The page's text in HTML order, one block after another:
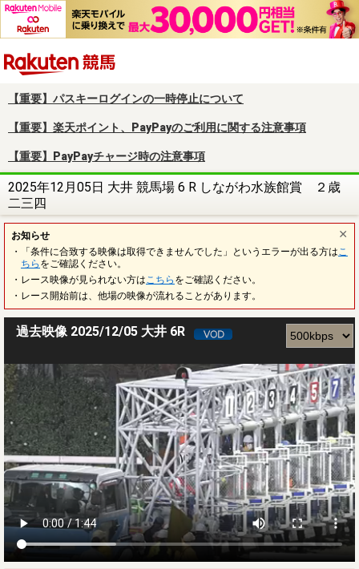
【重要】パスキーログインの一時停止について
【重要】楽天ポイント、PayPayのご利用に関する注意事項
【重要】PayPayチャージ時の注意事項
2025年12月05日 大井 競馬場 6 R しながわ水族館賞 ２歳
二三四
お知らせ
・「条件に合致する映像は取得できませんでした」というエラーが出る方は こ
ちら をご確認ください。
・レース映像が見られない方は こちら をご確認ください。
・レース開始前は、他場の映像が流れることがあります。
過去映像 2025/12/05 大井 6R